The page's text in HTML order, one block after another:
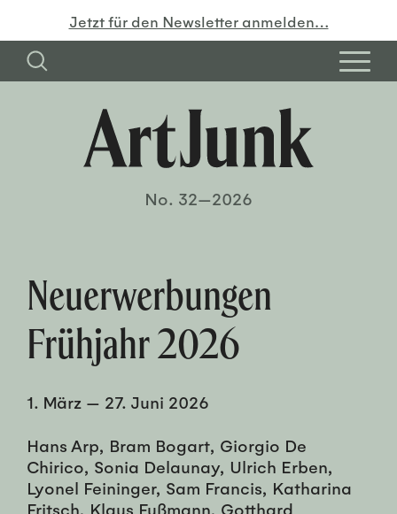
Jetzt für den Newsletter anmelden…
No. 32—2026
Neuerwerbungen
Frühjahr 2026
1. März — 27. Juni 2026
Hans Arp, Bram Bogart, Giorgio De
Chirico, Sonia Delaunay, Ulrich Erben,
Lyonel Feininger, Sam Francis, Katharina
Fritsch, Klaus Fußmann, Gotthard